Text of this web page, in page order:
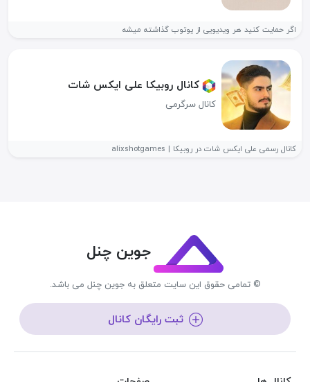
اگر حمایت کنید هر ویدیویی از یوتوب گذاشته میشه
کانال روبیکا علی ایکس شات
کانال سرگرمی
کانال رسمی علی ایکس شات در روبیکا | alixshotgames
جوین چنل
© تمامی حقوق این سایت متعلق به جوین چنل می باشد.
ثبت رایگان کانال